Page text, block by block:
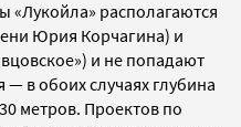
располагаются
Юрия Корчагина) и
и не попадают
— в обоих случаях глубина
30 метров. Проектов по